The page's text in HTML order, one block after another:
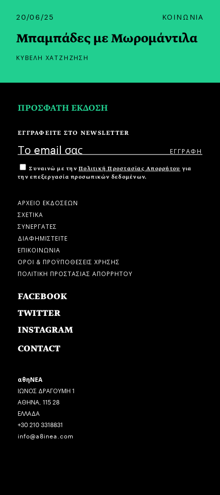
20/06/25 ΚΟΙΝΩΝΙΑ
Μπαμπάδες με Μωρομάντιλα
ΚΥΒΕΛΗ ΧΑΤΖΗΖΗΣΗ
ΠΡΟΣΦΑΤΗ ΕΚΔΟΣΗ
ΕΓΓΡΑΦΕΙΤΕ ΣΤΟ NEWSLETTER
Συναινώ με την Πολιτική Προστασίας Απορρήτου για
την επεξεργασία προσωπικών δεδομένων.
ΑΡΧΕΙΟ ΕΚΔΟΣΕΩΝ
ΣΧΕΤΙΚΑ
ΣΥΝΕΡΓΑΤΕΣ
ΔΙΑΦΗΜΙΣΤΕΙΤΕ
ΕΠΙΚΟΙΝΩΝΙΑ
ΟΡΟΙ & ΠΡΟΫΠΟΘΕΣΕΙΣ ΧΡΗΣΗΣ
ΠΟΛΙΤΙΚΗ ΠΡΟΣΤΑΣΙΑΣ ΑΠΟΡΡΗΤΟΥ
FACEBOOK
TWITTER
INSTAGRAM
CONTACT
αθηΝΕΑ
ΙΩΝΟΣ ΔΡΑΓΟΥΜΗ 1
ΑΘΗΝΑ, 115 28
ΕΛΛΑΔΑ
+30 210 3318831
info@a8inea.com